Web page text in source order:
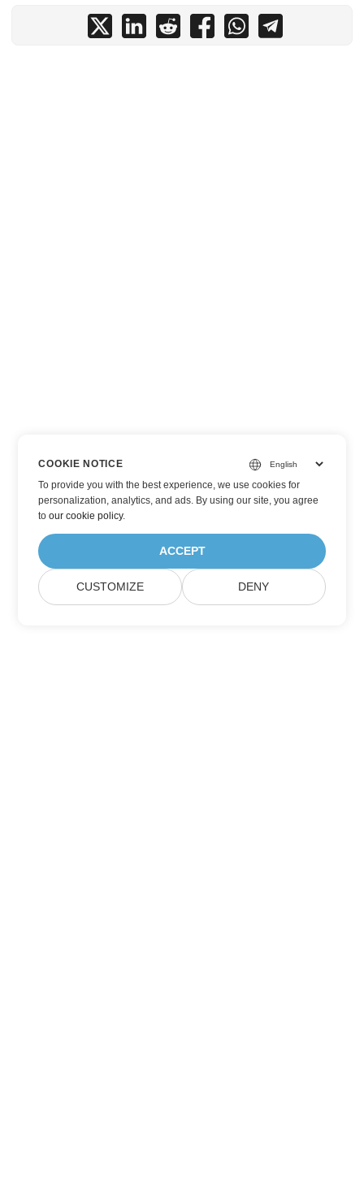
COOKIE NOTICE
To provide you with the best experience, we use cookies for
personalization, analytics, and ads. By using our site, you agree
toour cookie policy.
ACCEPT
CUSTOMIZE DENY